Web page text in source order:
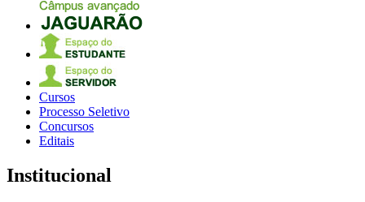
Cursos
Processo Seletivo
Concursos
Editais
Institucional